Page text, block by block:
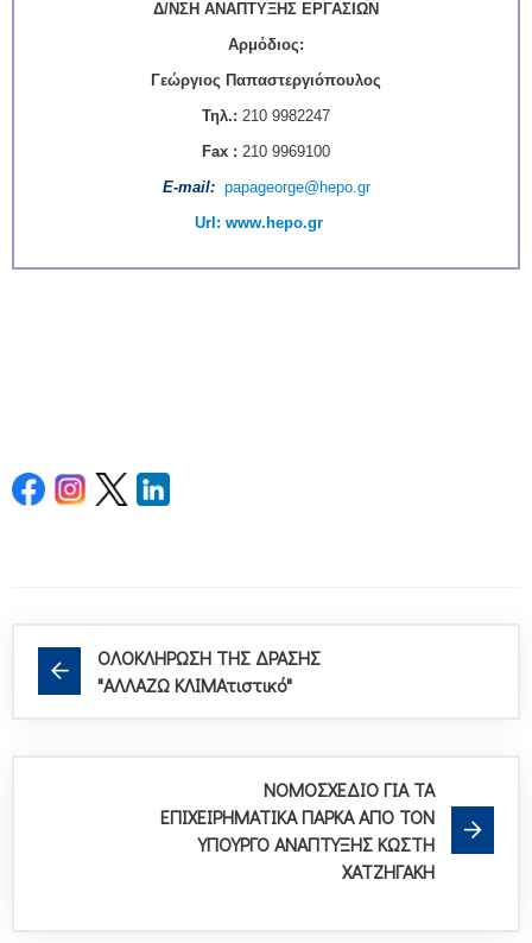
Δ/ΝΣΗ ΑΝΑΠΤΥΞΗΣ ΕΡΓΑΣΙΩΝ
Αρμόδιος:
Γεώργιος Παπαστεργιόπουλος
Τηλ.: 210 9982247
Fax : 210 9969100
Ε-mail: papageorge@hepo.gr
Url: www.hepo.gr
ΟΛΟΚΛΗΡΩΣΗ ΤΗΣ ΔΡΑΣΗΣ
"ΑΛΛΑΖΩ ΚΛΙΜΑτιστικό"
ΝΟΜΟΣΧΕΔΙΟ ΓΙΑ ΤΑ
ΕΠΙΧΕΙΡΗΜΑΤΙΚΑ ΠΑΡΚΑ ΑΠΟ ΤΟΝ
ΥΠΟΥΡΓΟ ΑΝΑΠΤΥΞΗΣ ΚΩΣΤΗ
ΧΑΤΖΗΓΑΚΗ